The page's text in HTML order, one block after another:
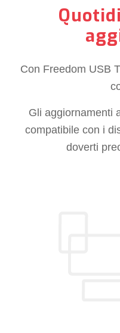
Con Freedom USB
Gli aggiornamenti
compatibile con i
doverti